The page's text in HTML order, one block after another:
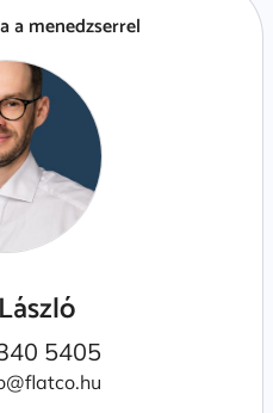
a menedzserrel
5405